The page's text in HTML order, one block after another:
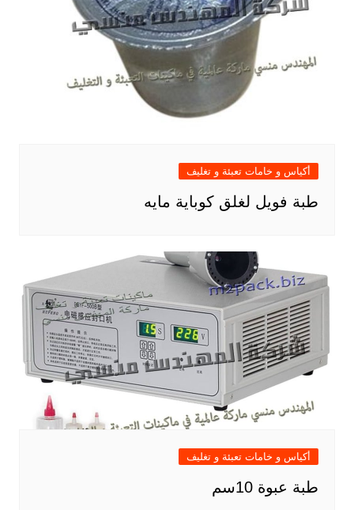
أكياس و خامات تعبئة و تغليف
طبة فويل لغلق كوباية مايه
أكياس و خامات تعبئة و تغليف
طبة عبوة 10سم